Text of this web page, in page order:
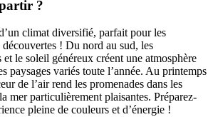
?
climat diversifié, parfait pour les
! Du nord au sud, les
et le soleil généreux créent une atmosphère
paysages variés toute l’année. Au printemps
de l’air rend les promenades dans les
mer particulièrement plaisantes. Préparez-
pleine de couleurs et d’énergie !